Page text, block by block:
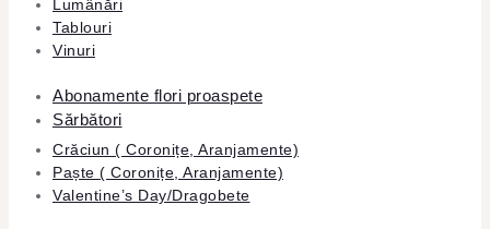
Lumânări
Tablouri
Vinuri
Abonamente flori proaspete
Sărbători
Crăciun ( Coronițe, Aranjamente)
Paște ( Coronițe, Aranjamente)
Valentine’s Day/Dragobete